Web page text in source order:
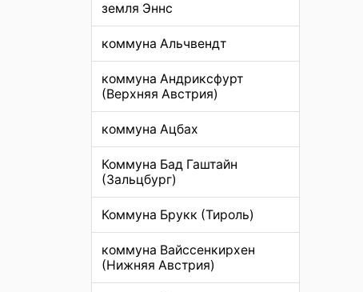
земля Эннс
коммуна Альчвендт
коммуна Андриксфурт
(Верхняя Австрия)
коммуна Ацбах
Коммуна Бад Гаштайн
(Зальцбург)
Коммуна Брукк (Тироль)
коммуна Вайссенкирхен
(Нижняя Австрия)